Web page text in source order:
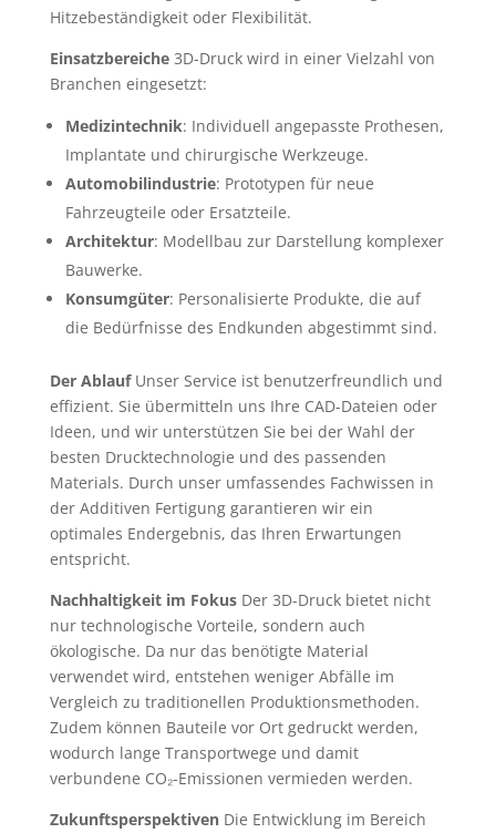
Hitzebeständigkeit oder Flexibilität.
Einsatzbereiche3D-Druck wird in einer Vielzahl von
Branchen eingesetzt:
Medizintechnik: Individuell angepasste Prothesen,
Implantate und chirurgische Werkzeuge.
Automobilindustrie: Prototypen für neue
Fahrzeugteile oder Ersatzteile.
Architektur: Modellbau zur Darstellung komplexer
Bauwerke.
Konsumgüter: Personalisierte Produkte, die auf
die Bedürfnisse des Endkunden abgestimmt sind.
Der AblaufUnser Service ist benutzerfreundlich und
effizient. Sie übermitteln uns Ihre CAD-Dateien oder
Ideen, und wir unterstützen Sie bei der Wahl der
besten Drucktechnologie und des passenden
Materials. Durch unser umfassendes Fachwissen in
der Additiven Fertigung garantieren wir ein
optimales Endergebnis, das Ihren Erwartungen
entspricht.
Nachhaltigkeit im FokusDer 3D-Druck bietet nicht
nur technologische Vorteile, sondern auch
ökologische. Da nur das benötigte Material
verwendet wird, entstehen weniger Abfälle im
Vergleich zu traditionellen Produktionsmethoden.
Zudem können Bauteile vor Ort gedruckt werden,
wodurch lange Transportwege und damit
verbundene CO₂-Emissionen vermieden werden.
ZukunftsperspektivenDie Entwicklung im Bereich